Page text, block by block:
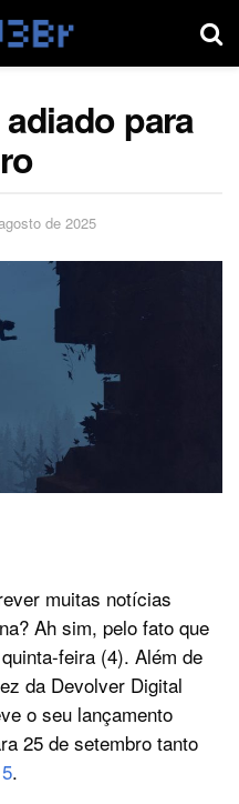
para
de 2025
muitas notícias
Ah sim, pelo fato que
feira (4). Além de
da Devolver Digital
o seu lançamento
25 de setembro tanto
.